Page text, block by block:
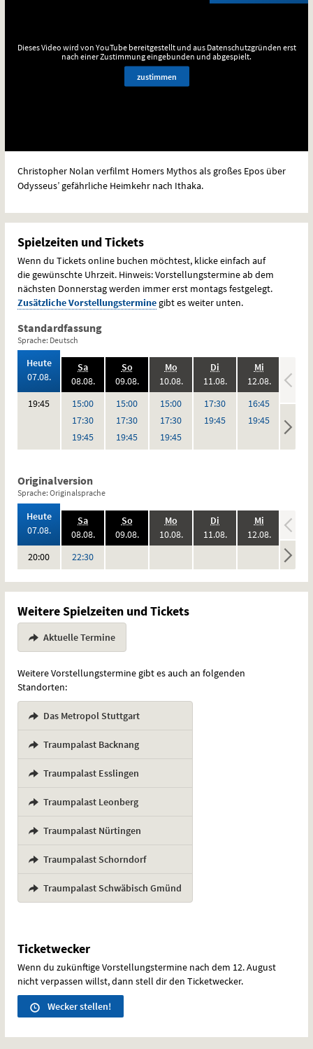
Dieses Video wird von YouTube bereitgestellt und aus Datenschutzgründen erst
nach einer Zustimmung eingebunden und abgespielt.
zustimmen
Christopher Nolan verfilmt Homers Mythos als großes Epos über
Odysseus’ gefährliche Heimkehr nach Ithaka.
Spielzeiten und Tickets
Wenn du Tickets online buchen möchtest, klicke einfach auf
die gewünschte Uhrzeit. Hinweis: Vorstellungstermine ab dem
nächsten Donnerstag werden immer erst montags festgelegt.
Zusätzliche Vorstellungstermine gibt es weiter unten.
Standardfassung
Sprache: Deutsch
Heute,
07.08.2026:
19:45Uhr
Sa.,
08.08.2026:
15:00Uhr
17:30Uhr
19:45Uhr
So.,
09.08.2026:
15:00Uhr
17:30Uhr
19:45Uhr
Mo.,
10.08.2026:
15:00Uhr
17:30Uhr
19:45Uhr
Di
11.08.2026:
17:30Uhr
19:45Uhr
Mi.,
12.08.2026:
16:45Uhr
19:45Uhr
keine
Originalversion
Sprache: Originalsprache
Heute,
07.08.2026:
20:00Uhr
Sa.,
08.08.2026:
22:30Uhr
So.,
09.08.2026:
Vorstellungen
Mo.,
10.08.2026:
Vorstellungen
Di
11.08.2026:
Vorstellungen
Mi.,
12.08.2026:
Vorstellungen
keine
Weitere Spielzeiten und Tickets
Aktuelle Termine
Weitere Vorstellungstermine gibt es auch an folgenden
Standorten:
Das Metropol Stuttgart
Traumpalast Backnang
Traumpalast Esslingen
Traumpalast Leonberg
Traumpalast Nürtingen
Traumpalast Schorndorf
Traumpalast Schwäbisch Gmünd
Ticketwecker
Wenn du zukünftige Vorstellungstermine nach dem 12. August
nicht verpassen willst, dann stell dir den Ticketwecker.
Wecker stellen!